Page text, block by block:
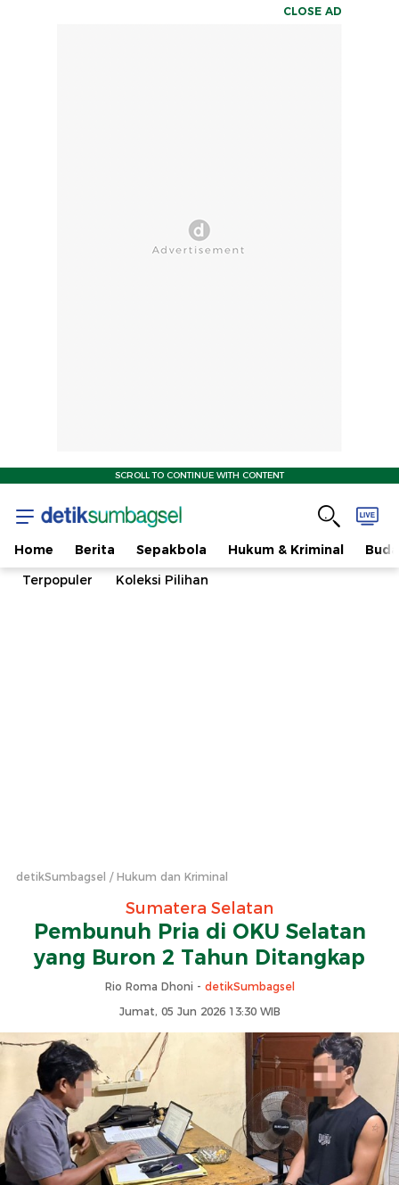
CLOSE AD
SCROLL TO CONTINUE WITH CONTENT
Home Berita Sepakbola Hukum & Kriminal
Terpopuler
Koleksi Pilihan
detikSumbagsel Hukum dan Kriminal
Sumatera Selatan
Pembunuh Pria di OKU Selatan
yang Buron 2 Tahun Ditangkap
Rio Roma Dhoni - detikSumbagsel
Jumat, 05 Jun 2026 13:30 WIB